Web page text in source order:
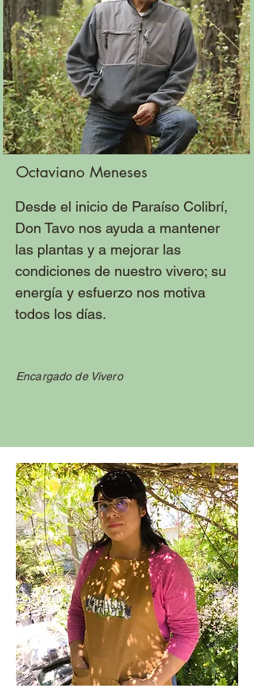
Octaviano Meneses
Desde el inicio de Paraíso Colibrí,
Don Tavo nos ayuda a mantener
las plantas y a mejorar las
condiciones de nuestro vivero; su
energía y esfuerzo nos motiva
todos los días.
Encargado de Vivero